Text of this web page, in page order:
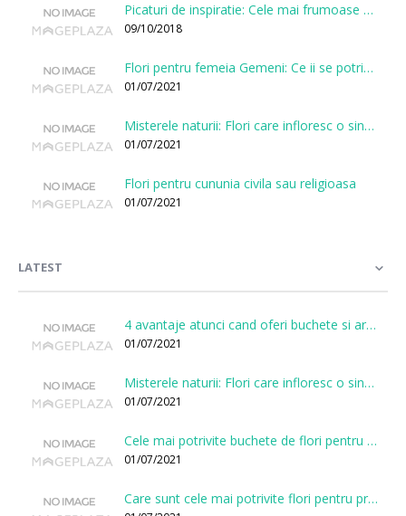
Picaturi de inspiratie: Cele mai frumoase citate despre flori
09/10/2018
Flori pentru femeia Gemeni: Ce ii se potriveste, ce ii poarta noroc si ce o caracterizeaza?
01/07/2021
Misterele naturii: Flori care infloresc o singura data la cateva sute de ani
01/07/2021
Flori pentru cununia civila sau religioasa
01/07/2021
LATEST
4 avantaje atunci cand oferi buchete si aranjamente printr-o florarie online
01/07/2021
Misterele naturii: Flori care infloresc o singura data la cateva sute de ani
01/07/2021
Cele mai potrivite buchete de flori pentru onomastici
01/07/2021
Care sunt cele mai potrivite flori pentru prima intalnire?